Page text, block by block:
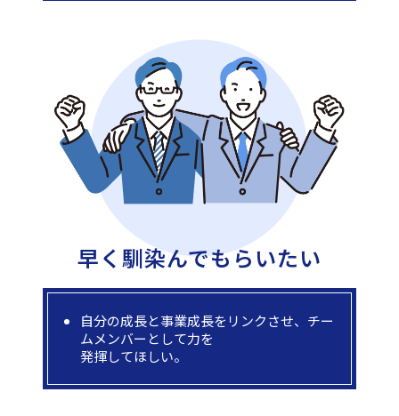
早く馴染んでもらいたい
自分の成長と事業成長をリンクさせ、チー
ムメンバーとして力を
発揮してほしい。